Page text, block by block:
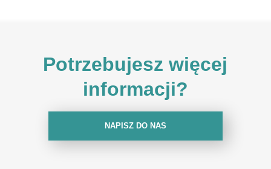
Potrzebujesz więcej
informacji?
NAPISZ DO NAS